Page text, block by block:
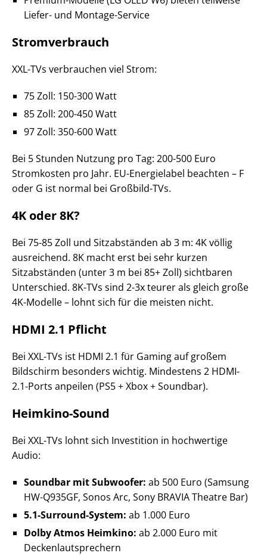
Liefer- und Montage-Service
Stromverbrauch
XXL-TVs verbrauchen viel Strom:
75 Zoll: 150-300 Watt
85 Zoll: 200-450 Watt
97 Zoll: 350-600 Watt
Bei 5 Stunden Nutzung pro Tag: 200-500 Euro
Stromkosten pro Jahr. EU-Energielabel beachten – F
oder G ist normal bei Großbild-TVs.
4K oder 8K?
Bei 75-85 Zoll und Sitzabständen ab 3 m: 4K völlig
ausreichend. 8K macht erst bei sehr kurzen
Sitzabständen (unter 3 m bei 85+ Zoll) sichtbaren
Unterschied. 8K-TVs sind 2-3x teurer als gleich große
4K-Modelle – lohnt sich für die meisten nicht.
HDMI 2.1 Pflicht
Bei XXL-TVs ist HDMI 2.1 für Gaming auf großem
Bildschirm besonders wichtig. Mindestens 2 HDMI-
2.1-Ports anpeilen (PS5 + Xbox + Soundbar).
Heimkino-Sound
Bei XXL-TVs lohnt sich Investition in hochwertige
Audio:
Soundbar mit Subwoofer: ab 500 Euro (Samsung
HW-Q935GF, Sonos Arc, Sony BRAVIA Theatre Bar)
5.1-Surround-System: ab 1.000 Euro
Dolby Atmos Heimkino: ab 2.000 Euro mit
Deckenlautsprechern